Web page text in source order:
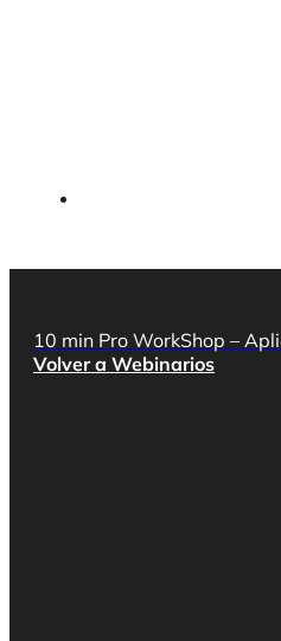
10 min Pro WorkShop –
Volver a Webinarios